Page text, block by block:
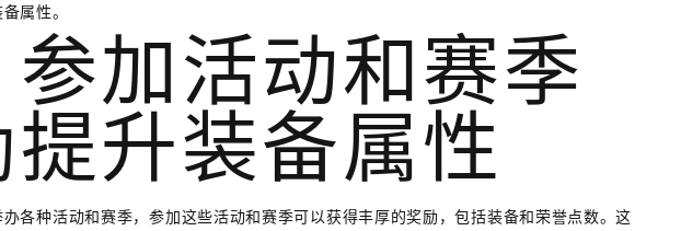
属性。
加活动和赛季
升装备属性
各种活动和赛季，参加这些活动和赛季可以获得丰厚的奖励，包括装备和荣誉点数。这